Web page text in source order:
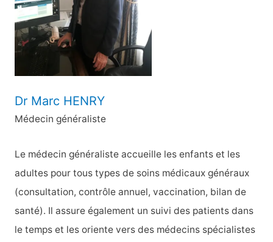
e
r
Dr Marc HENRY
Médecin généraliste
Le médecin généraliste accueille les enfants et les
adultes pour tous types de soins médicaux généraux
(consultation, contrôle annuel, vaccination, bilan de
santé). Il assure également un suivi des patients dans
le temps et les oriente vers des médecins spécialistes